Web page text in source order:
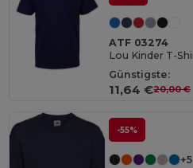
ATF 03274
Günstigste:
11,64 €20,00 €
-55%
+5